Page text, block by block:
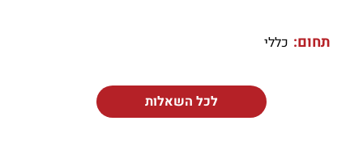
תחום: כללי
לכל השאלות